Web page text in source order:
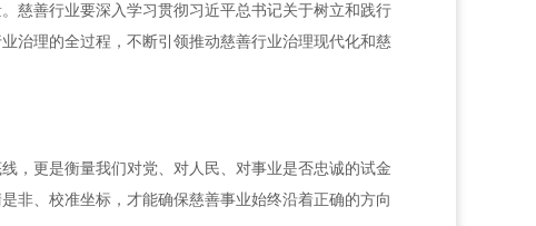
慈善行业要深入学习贯彻习近平总书记关于树立和践行
治理的全过程，不断引领推动慈善行业治理现代化和慈
，更是衡量我们对党、对人民、对事业是否忠诚的试金
非、校准坐标，才能确保慈善事业始终沿着正确的方向